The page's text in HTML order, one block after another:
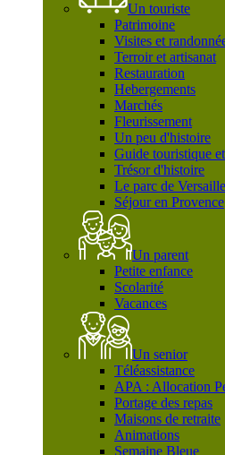
Un touriste
Patrimoine
Visites et
Terroir et artisanat
Restauration
Hebergements
Marchés
Fleurissement
Un peu d'histoire
Guide touristique
Trésor d'histoire
Le parc de Versaille
Séjour en Provence
Un parent
Petite enfance
Scolarité
Vacances
Un senior
Téléassistance
APA : Allocation
Portage des repas
Maisons de retraite
Animations
Semaine Bleue